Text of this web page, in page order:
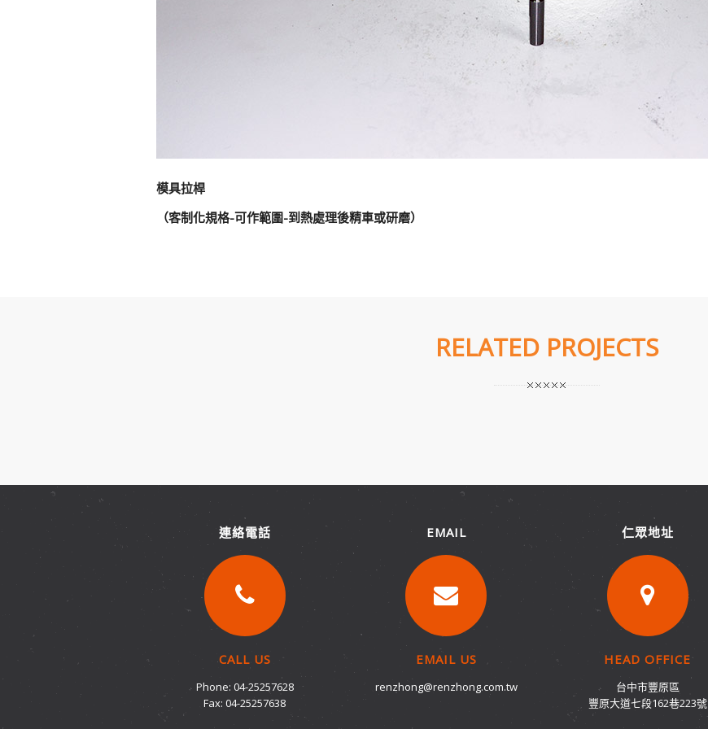
模具拉桿
（客制化規格-可作範圍-到熱處理後精車或研磨）
RELATED PROJECTS
連絡電話
CALL US
Phone: 04-25257628
Fax: 04-25257638
EMAIL
EMAIL US
renzhong@renzhong.com.tw
仁眾地址
HEAD OFFICE
台中市豐原區
豐原大道七段162巷223號